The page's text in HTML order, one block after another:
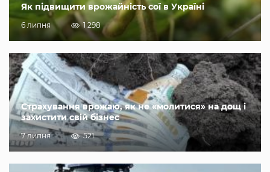
Як підвищити врожайність сої в Україні
6 липня 1 298
Страхування врожаю, як не «молитися» на дощ і
захистити свій бізнес
7 липня 521